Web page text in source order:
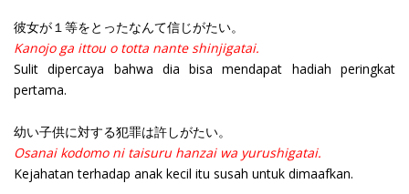
彼女が１等をとったなんて信じがたい。
Kanojo ga ittou o totta nante shinjigatai.
Sulit dipercaya bahwa dia bisa mendapat hadiah peringkat
pertama.
幼い子供に対する犯罪は許しがたい。
Osanai kodomo ni taisuru hanzai wa yurushigatai.
Kejahatan terhadap anak kecil itu susah untuk dimaafkan.